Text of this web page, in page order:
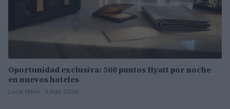
Oportunidad exclusiva: 500 puntos Hyatt por noche
en nuevos hoteles
Lucía Marín · 3 Ago 2026